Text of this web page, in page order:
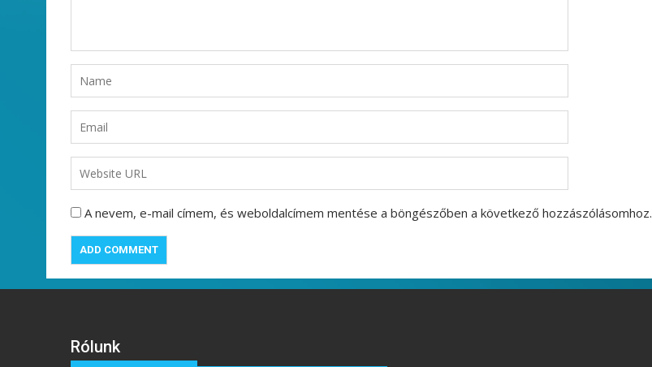
A nevem, e-mail címem, és weboldalcímem mentése a böngészőben a következő hozzászólásomhoz.
Rólunk